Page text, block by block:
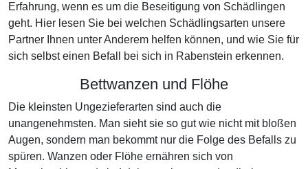
Erfahrung, wenn es um die Beseitigung von Schädlingen
geht. Hier lesen Sie bei welchen Schädlingsarten unsere
Partner Ihnen unter Anderem helfen können, und wie Sie für
sich selbst einen Befall bei sich in Rabenstein erkennen.
Bettwanzen und Flöhe
Die kleinsten Ungezieferarten sind auch die
unangenehmsten. Man sieht sie so gut wie nicht mit bloßen
Augen, sondern man bekommt nur die Folge des Befalls zu
spüren. Wanzen oder Flöhe ernähren sich von